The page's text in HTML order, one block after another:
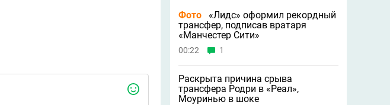
Фото
«Лидс» оформил рекордный
трансфер, подписав вратаря
«Манчестер Сити»
00:22 1
Раскрыта причина срыва
трансфера Родри в «Реал»,
Моуринью в шоке